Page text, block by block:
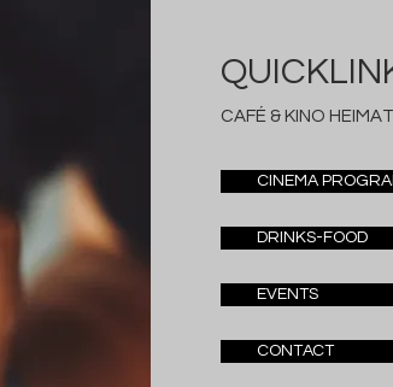
CAFÉ & KINO
CINEMA
DRINKS-FOOD
EVENTS
CONTACT